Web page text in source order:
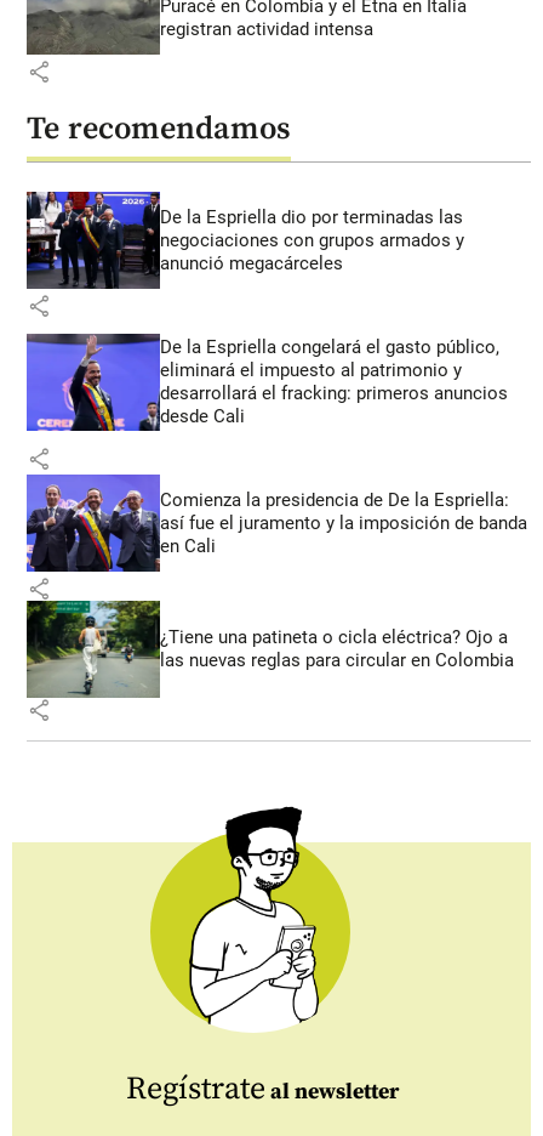
Puracé en Colombia y el Etna en Italia
registran actividad intensa
share
Te recomendamos
De la Espriella dio por terminadas las
negociaciones con grupos armados y
anunció megacárceles
share
De la Espriella congelará el gasto público,
eliminará el impuesto al patrimonio y
desarrollará el fracking: primeros anuncios
desde Cali
share
Comienza la presidencia de De la Espriella:
así fue el juramento y la imposición de banda
en Cali
share
¿Tiene una patineta o cicla eléctrica? Ojo a
las nuevas reglas para circular en Colombia
share
Regístrate al newsletter